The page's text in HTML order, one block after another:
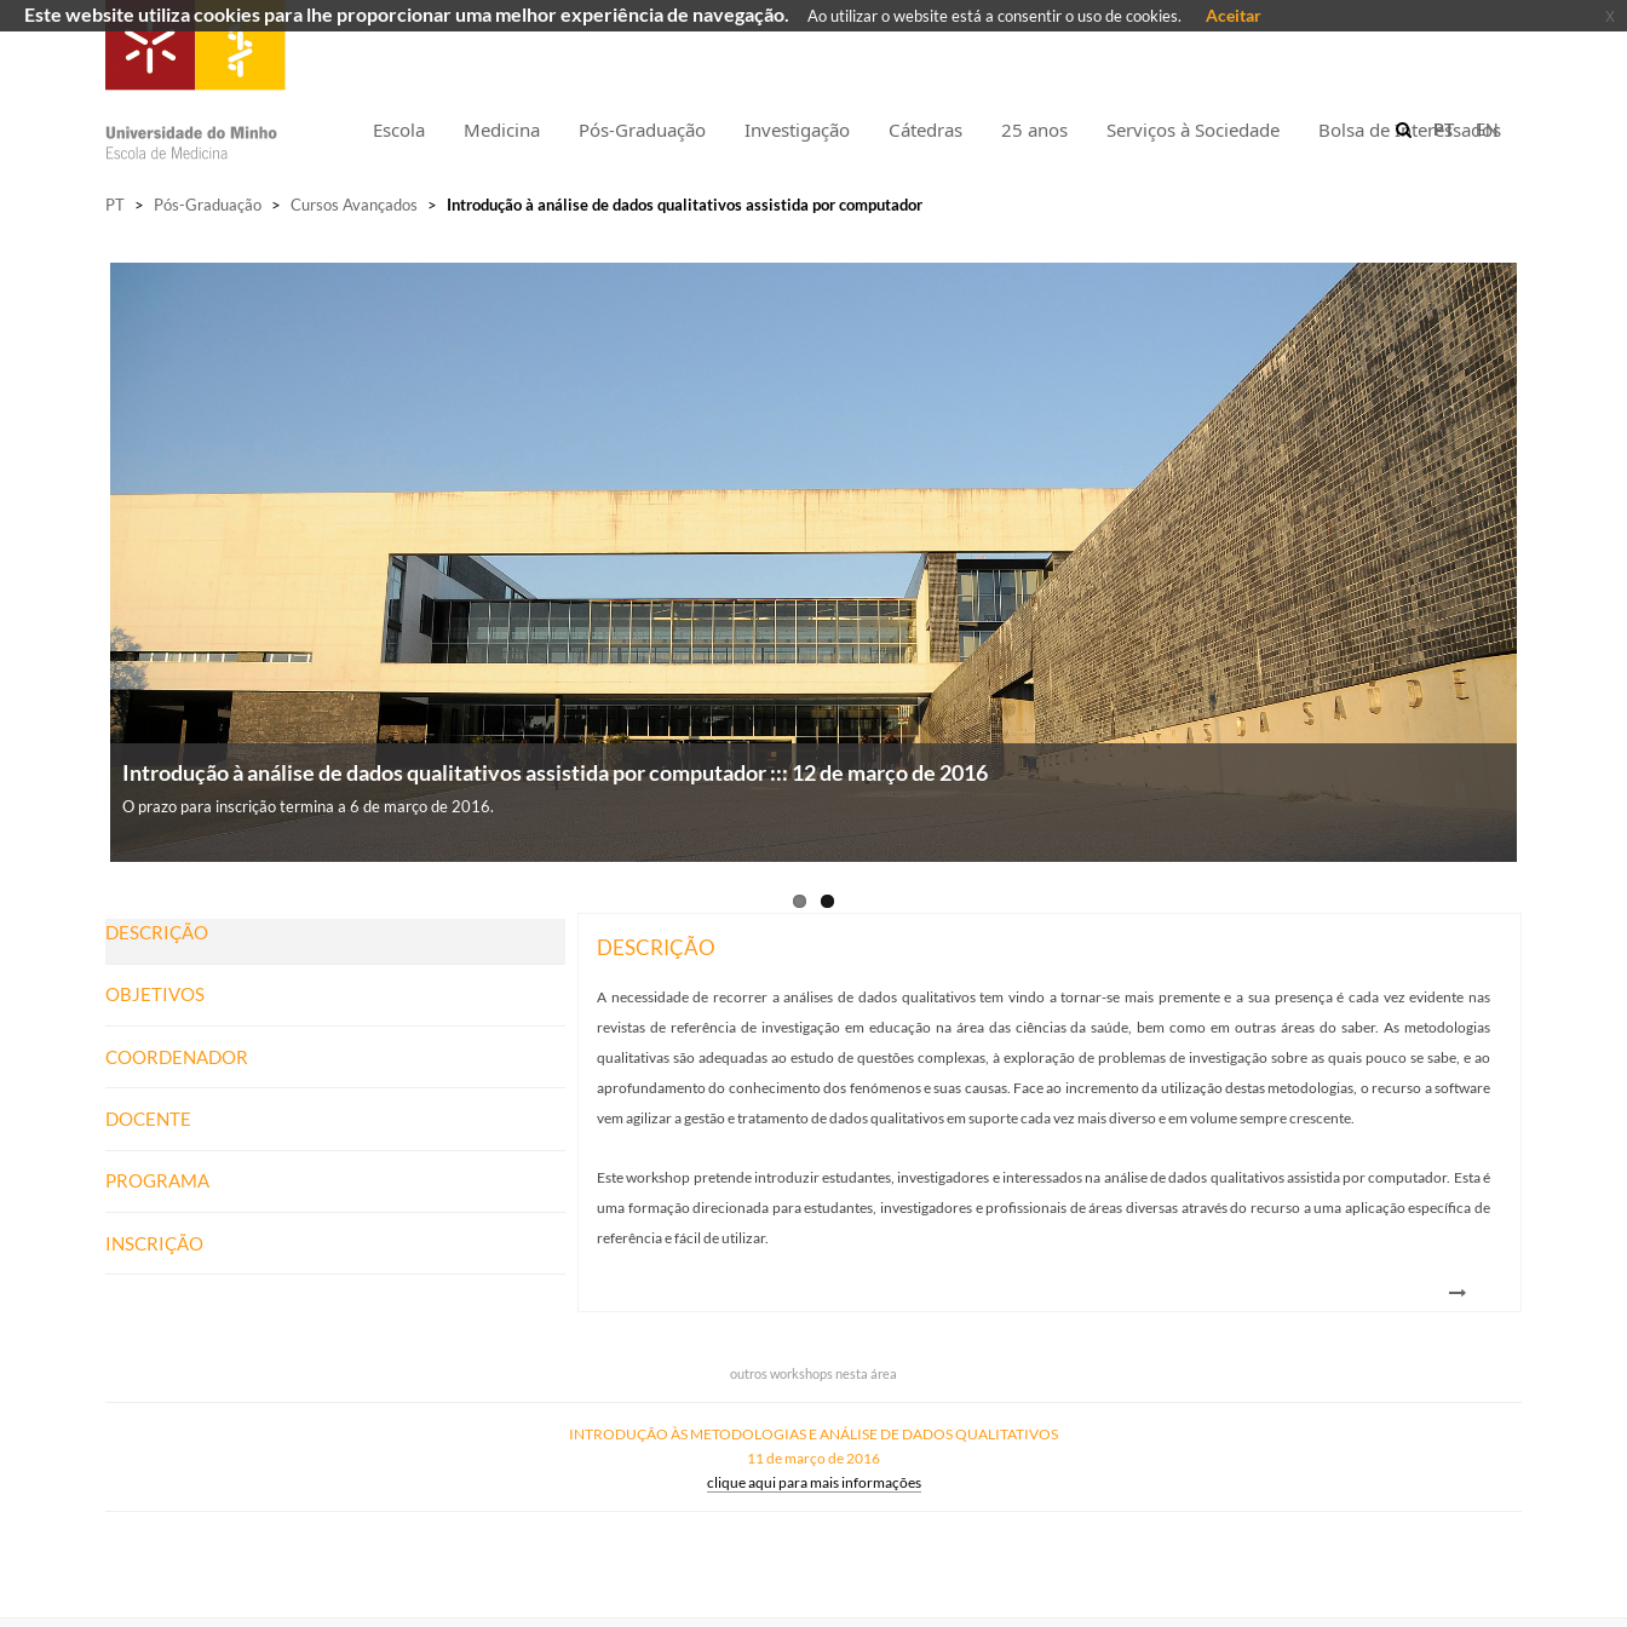
Escola Medicina Pós-Graduação Investigação Cátedras 25 anos Serviços à Sociedade Bolsa de Interessados
EN
PT
PT > Pós-Graduação > Cursos Avançados > Introdução à análise de dados qualitativos assistida por computador
Introdução à análise de dados qualitativos assistida por computador ::: 12 de março de 2016
O prazo para inscrição termina a 6 de março de 2016.
DESCRIÇÃO
OBJETIVOS
COORDENADOR
DOCENTE
PROGRAMA
INSCRIÇÃO
DESCRIÇÃO
A necessidade de recorrer a análises de dados qualitativos tem vindo a tornar-se mais premente e a sua presença é cada vez evidente nas
revistas de referência de investigação em educação na área das ciências da saúde, bem como em outras áreas do saber. As metodologias
qualitativas são adequadas ao estudo de questões complexas, à exploração de problemas de investigação sobre as quais pouco se sabe, e ao
aprofundamento do conhecimento dos fenómenos e suas causas. Face ao incremento da utilização destas metodologias, o recurso a software
vem agilizar a gestão e tratamento de dados qualitativos em suporte cada vez mais diverso e em volume sempre crescente.
Este workshop pretende introduzir estudantes, investigadores e interessados na análise de dados qualitativos assistida por computador. Esta é
uma formação direcionada para estudantes, investigadores e profissionais de áreas diversas através do recurso a uma aplicação específica de
referência e fácil de utilizar.
outros workshops nesta área
INTRODUÇÃO ÀS METODOLOGIAS E ANÁLISE DE DADOS QUALITATIVOS
11 de março de 2016
clique aqui para mais informações
Este website utiliza cookies para lhe proporcionar uma melhor experiência de navegação. Ao utilizar o website está a consentir o uso de cookies. Aceitar x